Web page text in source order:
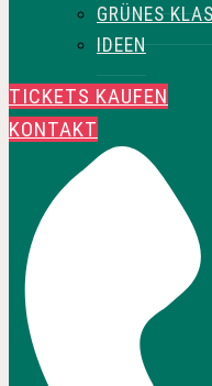
GRÜNES
IDEEN
TICKETS KAUFEN
KONTAKT